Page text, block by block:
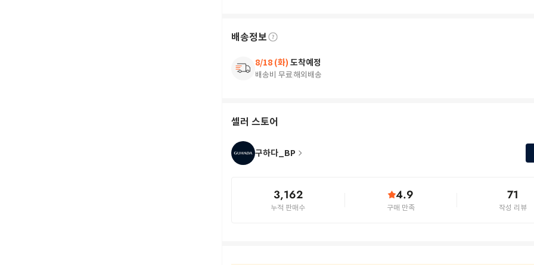
배송정보
8/18 (화) 도착예정
배송비 무료해외배송
셀러 스토어
구하다_BP
3,162
누적 판매수
4.9
구매 만족
71
작성 리뷰